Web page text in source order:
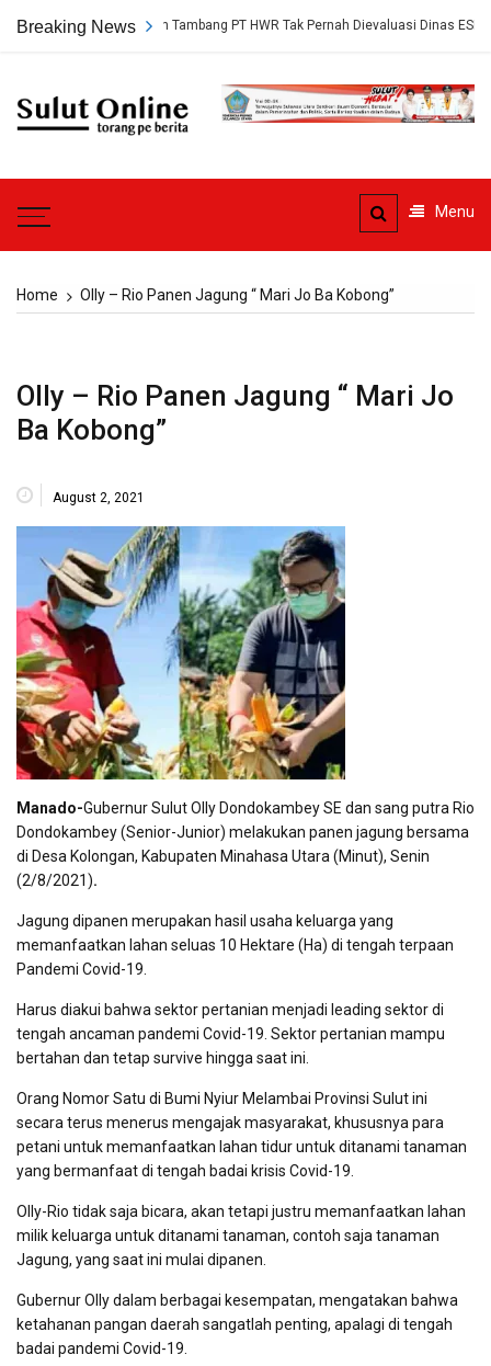
Breaking News
Persetujuan Tambang PT HWR Tak Pernah Dievaluasi Dinas ESDM
Sulut
Menu
Home Olly – Rio Panen Jagung “ Mari Jo Ba Kobong”
Olly – Rio Panen Jagung “ Mari Jo
Ba Kobong”
August 2, 2021
Manado-Gubernur Sulut Olly Dondokambey SE dan sang putra Rio
Dondokambey (Senior-Junior) melakukan panen jagung bersama
di Desa Kolongan, Kabupaten Minahasa Utara (Minut), Senin
(2/8/2021).
Jagung dipanen merupakan hasil usaha keluarga yang
memanfaatkan lahan seluas 10 Hektare (Ha) di tengah terpaan
Pandemi Covid-19.
Harus diakui bahwa sektor pertanian menjadi leading sektor di
tengah ancaman pandemi Covid-19. Sektor pertanian mampu
bertahan dan tetap survive hingga saat ini.
Orang Nomor Satu di Bumi Nyiur Melambai Provinsi Sulut ini
secara terus menerus mengajak masyarakat, khususnya para
petani untuk memanfaatkan lahan tidur untuk ditanami tanaman
yang bermanfaat di tengah badai krisis Covid-19.
Olly-Rio tidak saja bicara, akan tetapi justru memanfaatkan lahan
milik keluarga untuk ditanami tanaman, contoh saja tanaman
Jagung, yang saat ini mulai dipanen.
Gubernur Olly dalam berbagai kesempatan, mengatakan bahwa
ketahanan pangan daerah sangatlah penting, apalagi di tengah
badai pandemi Covid-19.